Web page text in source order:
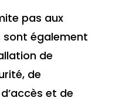
pas aux
sont également
de
de
et de